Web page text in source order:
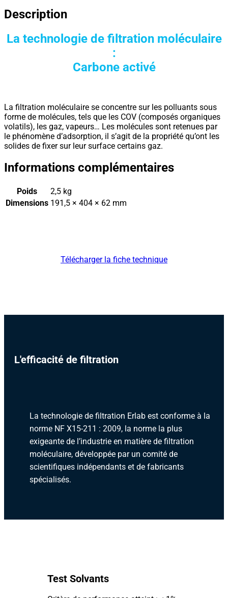
Description
La technologie de filtration moléculaire
:
Carbone activé
La filtration moléculaire se concentre sur les polluants sous
forme de molécules, tels que les COV (composés organiques
volatils), les gaz, vapeurs… Les molécules sont retenues par
le phénomène d’adsorption, il s’agit de la propriété qu’ont les
solides de fixer sur leur surface certains gaz.
Informations complémentaires
Poids
2,5 kg
Dimensions 191,5 × 404 × 62 mm
Télécharger la fiche technique
L'efficacité de filtration
La technologie de filtration Erlab est conforme à la
norme NF X15-211 : 2009, la norme la plus
exigeante de l’industrie en matière de filtration
moléculaire, développée par un comité de
scientifiques indépendants et de fabricants
spécialisés.
Test Solvants